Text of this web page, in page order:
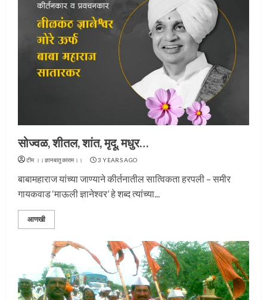
सोज्वळ, शीतल, शांत, मृदू, मधुर…
टीम ।।ज्ञानबातुकाराम।। 3 YEARS AGO
बाबामहाराज यांच्या जाण्याने कीर्तनातील सात्विकता हरपली – समीर
गायकवाड ‘माऊली ज्ञानेश्वर’ हे शब्द त्यांच्या...
आणखी